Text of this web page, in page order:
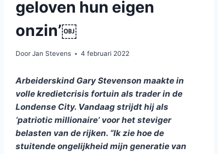
geloven hun eigen
onzin’￼
DoorJan Stevens 4 februari 2022
Arbeiderskind Gary Stevenson maakte in
volle kredietcrisis fortuin als trader in de
Londense City. Vandaag strijdt hij als
‘patriotic millionaire’ voor het steviger
belasten van de rijken. “Ik zie hoe de
stuitende ongelijkheid mijn generatie van